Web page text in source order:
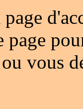
page
vous